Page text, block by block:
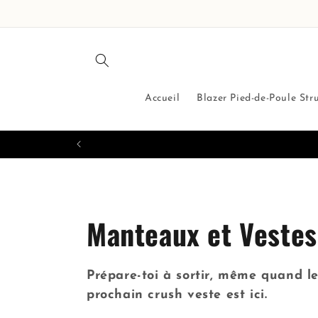
au
Accueil Blazer Pied-de-Poule
C
o
l
Manteaux et Vestes
Prépare-toi à sortir, même quand
prochain crush veste est ici.